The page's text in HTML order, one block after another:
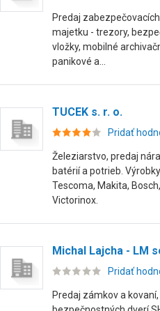
Predaj
majetku - trezory,
vložky, mobilné
panikové a...
TUCEK s. r. o.
Pridať
Železiarstvo, predaj
batérií a potrieb.
Tescoma, Makita,
Victorinox.
Michal Lajcha - LM
Pridať
Predaj zámkov a